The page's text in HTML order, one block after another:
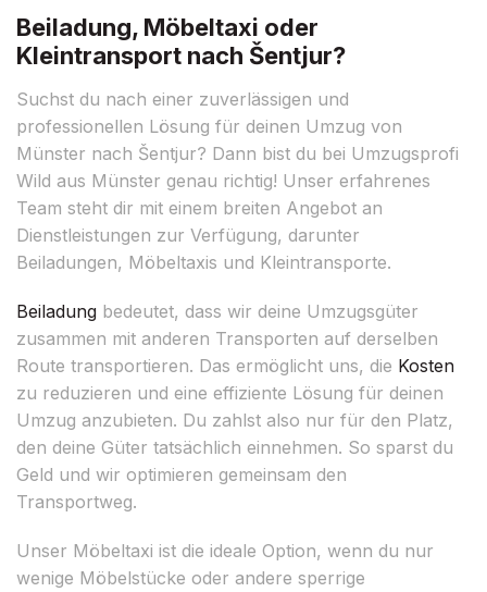
Beiladung, Möbeltaxi oder
Kleintransport nach Šentjur?
Suchst du nach einer zuverlässigen und
professionellen Lösung für deinen Umzug von
Münster nach Šentjur? Dann bist du bei Umzugsprofi
Wild aus Münster genau richtig! Unser erfahrenes
Team steht dir mit einem breiten Angebot an
Dienstleistungen zur Verfügung, darunter
Beiladungen, Möbeltaxis und Kleintransporte.
Beiladung bedeutet, dass wir deine Umzugsgüter
zusammen mit anderen Transporten auf derselben
Route transportieren. Das ermöglicht uns, die Kosten
zu reduzieren und eine effiziente Lösung für deinen
Umzug anzubieten. Du zahlst also nur für den Platz,
den deine Güter tatsächlich einnehmen. So sparst du
Geld und wir optimieren gemeinsam den
Transportweg.
Unser Möbeltaxi ist die ideale Option, wenn du nur
wenige Möbelstücke oder andere sperrige